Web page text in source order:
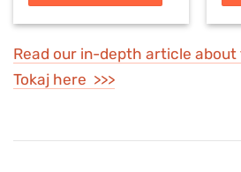
Read our in-depth article
Tokaj here >>>